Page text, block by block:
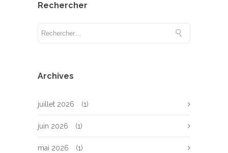
Rechercher
Archives
juillet 2026 (1)
juin 2026 (1)
mai 2026 (1)